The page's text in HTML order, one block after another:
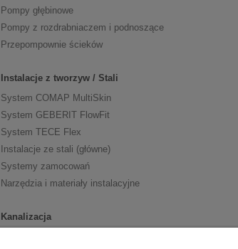
Pompy głębinowe
Pompy z rozdrabniaczem i podnoszące
Przepompownie ścieków
Instalacje z tworzyw / Stali
System COMAP MultiSkin
System GEBERIT FlowFit
System TECE Flex
Instalacje ze stali (główne)
Systemy zamocowań
Narzędzia i materiały instalacyjne
Kanalizacja